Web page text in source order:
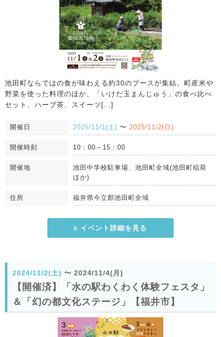
池田町ならではの食が味わえる約30のブースが集結。町産米や
野菜を使った料理のほか、「いけだ玉まんじゅう」の食べ比べ
セット、ハーブ茶、スイーツ[...]
開催日 2025/11/1(土) 〜 2025/11/2(日)
開催時刻 10：00～15：00
開催地
池田中学校駐車場、池田町全域(池田町稲荷
ほか)
住所 福井県今立郡池田町全域
イベント詳細を見る
2024/11/2(土) 〜 2024/11/4(月)
【開催済】「水の駅わくわく体験フェスタ」
＆「幻の都文化ステージ」【福井市】